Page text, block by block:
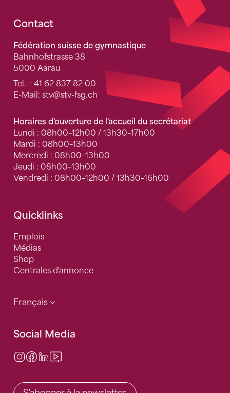
Fusszeile
Contact
Fédération suisse de gymnastique
Bahnhofstrasse 38
5000 Aarau
Tel. + 41 62 837 82 00
E-Mail: stv@stv-fsg.ch
Horaires d'ouverture de l'accueil du secrétariat
Lundi : 08h00–12h00 / 13h30–17h00
Mardi : 08h00–13h00
Mercredi : 08h00–13h00
Jeudi : 08h00–13h00
Vendredi : 08h00–12h00 / 13h30–16h00
Quicklinks
Emplois
Médias
Shop
Centrales d'annonce
Français
Social Media
Instagram
Facebook
LinkedIn